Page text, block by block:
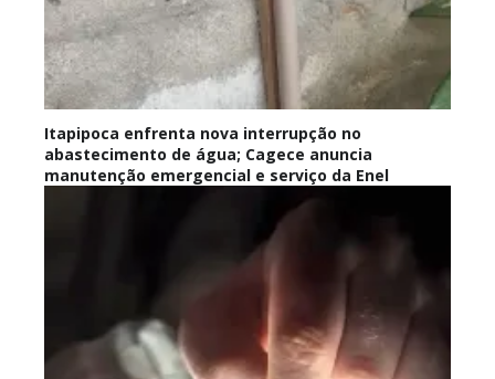
Itapipoca enfrenta nova interrupção no
abastecimento de água; Cagece anuncia
manutenção emergencial e serviço da Enel